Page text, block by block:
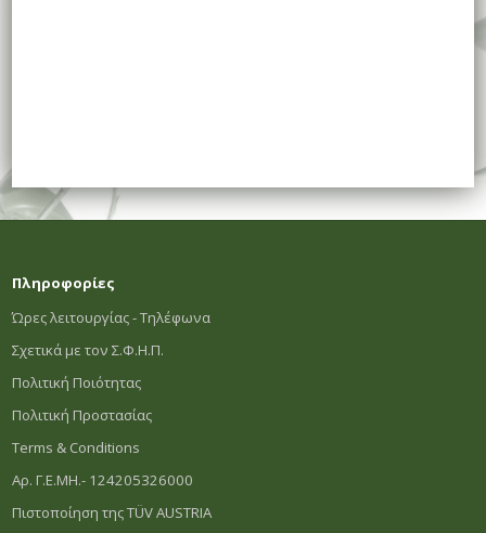
Πληροφορίες
Ώρες λειτουργίας - Τηλέφωνα
Σχετικά με τον Σ.Φ.Η.Π.
Πολιτική Ποιότητας
Πολιτική Προστασίας
Terms & Conditions
Αρ. Γ.Ε.ΜΗ.- 124205326000
Πιστοποίηση της TÜV AUSTRIA